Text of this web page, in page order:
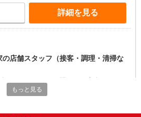
詳細を見る
の店舗スタッフ（接客・調理・清掃な
時給1,226円 ※早朝手当（5:00〜9:00）時給
もっと見る